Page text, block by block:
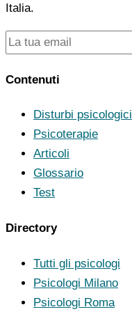
Italia.
Contenuti
Disturbi psicologici
Psicoterapie
Articoli
Glossario
Test
Directory
Tutti gli psicologi
Psicologi Milano
Psicologi Roma